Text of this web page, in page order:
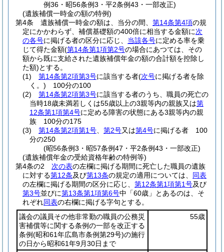
例36・昭56条例3・平2条例43・一部改正)
(遺族補償一時金の額の特例)
第4条
遺族補償一時金の額は、当分の間、 第14条第4項の規
定にかかわらず、補償基礎額の400倍に相当する金額に次
の各号に掲げる者の区分に応じ、 当該各号に定める率を乗
じて得た金額(第14条第1項第2号の場合にあつては、その
額から既に支給された遺族補償年金の額の合計額を控除し
た額)とする。
(1)
第14条第2項第3号に該当する者(次号に掲げる者を除
く。) 100分の100
(2)
第14条第2項第3号に該当する者のうち、職員の死亡の
当時18歳未満若しくは55歳以上の3親等内の親族又は第
12条第1項第4号に定める障害の状態にある3親等内の親
族 100分の175
(3)
第14条第2項第1号 第2号又は第4号に掲げる者 100
分の250
(昭56条例3・昭57条例47・平2条例43・一部改正)
(遺族補償年金の受給資格年齢の特例等)
第4条の2
次の表の左欄に掲げる期間に死亡した職員の遺族
に対する第12条及び第13条の規定の適用については、 同表
の左欄に掲げる期間の区分に応じ、 第12条第1項第1号及び
第3号並びに第13条第1項第6号中「60歳」とあるのは、そ
れぞれ同表の右欄に掲げる字句とする。
議会の議員その他非常勤の職員の公務災
害補償等に関する条例の一部を改正する
条例(昭和61年広島市条例第29号)の施行
の日から昭和61年9月30日まで
55歳